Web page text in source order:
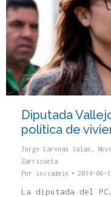
Diputada
política de
Jorge Larenas Salas
Zarricueta
Por
inviadmin 2014-06-
La diputada del